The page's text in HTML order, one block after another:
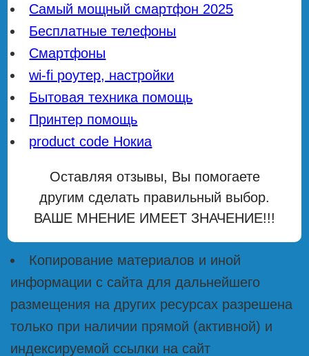
Самый мощный смартфон 2025
Бесплатные телефоны
Смартфоны
wi-fi роутер, настройки
Бытовая техника помощь
Принтер помощь
product code Нокиа
Оставляя отзывы, Вы помогаете
другим сделать правильный выбор.
ВАШЕ МНЕНИЕ ИМЕЕТ ЗНАЧЕНИЕ!!!
Копирование материалов и иной
информации с сайта для дальнейшего
размещения на других ресурсах разрешена
только при наличии прямой (активной) и
индексируемой ссылки на сайт